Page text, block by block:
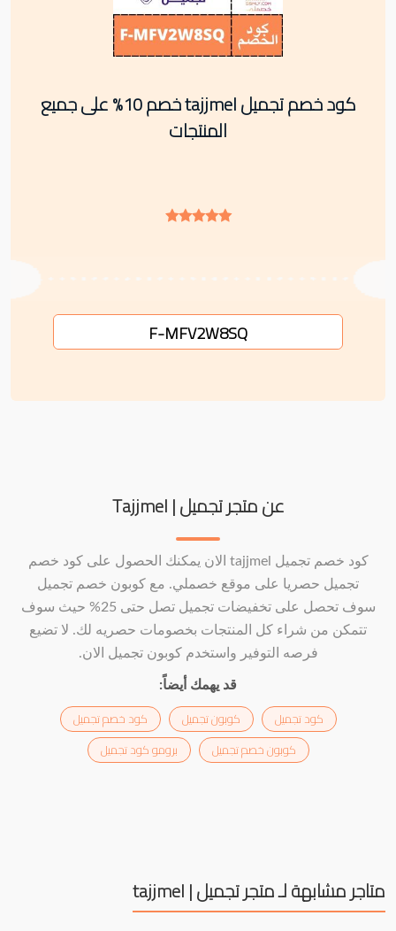
كود خصم تجميل tajjmel خصم 10% على جميع
المنتجات
F-MFV2W8SQ
عن متجر تجميل | Tajjmel
كود خصم تجميل tajjmel الان يمكنك الحصول على كود خصم
تجميل حصريا على موقع خصملي. مع كوبون خصم تجميل
سوف تحصل على تخفيضات تجميل تصل حتى 25% حيث سوف
تتمكن من شراء كل المنتجات بخصومات حصريه لك. لا تضيع
فرصه التوفير واستخدم كوبون تجميل الان.
قد يهمك أيضاً:
كود تجميل كوبون تجميل
كود خصم تجميل
كوبون خصم تجميل
برومو كود تجميل
متاجر مشابهة لـ متجر تجميل | tajjmel